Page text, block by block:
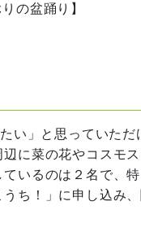
盆踊り】
い」と思っていただ
に菜の花やコスモ
いるのは２名で、
ち！」に申し込み